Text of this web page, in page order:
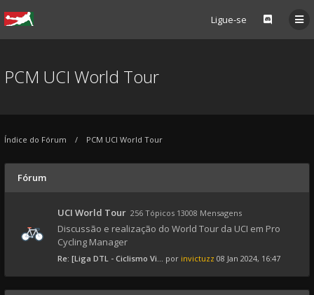
Ligue-se
PCM UCI World Tour
Índice do Fórum PCM UCI World Tour
Fórum
UCI World Tour 256 Tópicos 13008 Mensagens
Discussão e realização do World Tour da UCI em Pro
Cycling Manager
Re: [Liga DTL - Ciclismo Vi... por invictuzz 08 Jan 2024, 16:47